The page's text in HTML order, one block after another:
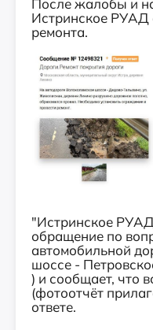
После жалобы и
Истринское РУАД
ремонта.
"Истринское
обращение по
автомобильной
шоссе -
) и сообщает, что
(фотоотчёт
ответе.